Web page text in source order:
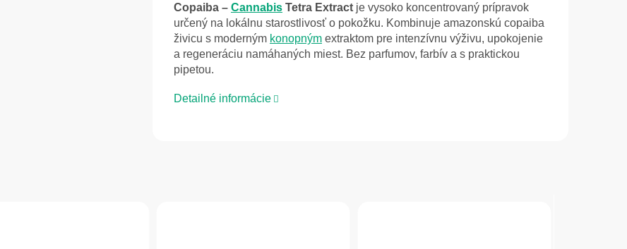
Copaiba – Cannabis Tetra Extract je vysoko koncentrovaný prípravok
určený na lokálnu starostlivosť o pokožku. Kombinuje amazonskú copaiba
živicu s moderným konopným extraktom pre intenzívnu výživu, upokojenie
a regeneráciu namáhaných miest. Bez parfumov, farbív a s praktickou
pipetou.
Detailné informácie